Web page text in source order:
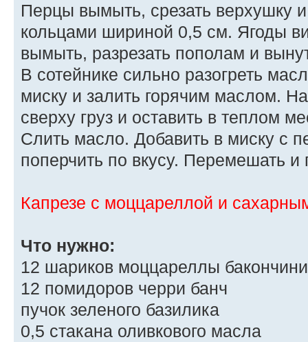
Перцы вымыть, срезать верхушку
кольцами шириной 0,5 см. Ягоды
вымыть, разрезать пополам и
В сотейнике сильно разогреть
миску и залить горячим маслом.
сверху груз и оставить в теплом
Слить масло. Добавить в миску с
поперчить по вкусу. Перемешать и
Капрезе с моццареллой и
Что нужно:
12 шариков моццареллы бакончини
12 помидоров черри банч
пучок зеленого базилика
0,5 стакана оливкового масла